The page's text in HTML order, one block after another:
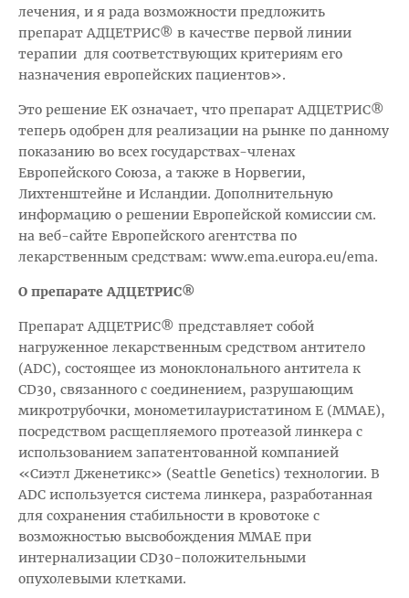
лечения, и я рада возможности предложить
препарат АДЦЕТРИС® в качестве первой линии
терапии для соответствующих критериям его
назначения европейских пациентов».
Это решение ЕК означает, что препарат АДЦЕТРИС®
теперь одобрен для реализации на рынке по данному
показанию во всех государствах-членах
Европейского Союза, а также в Норвегии,
Лихтенштейне и Исландии. Дополнительную
информацию о решении Европейской комиссии см.
на веб-сайте Европейского агентства по
лекарственным средствам: www.ema.europa.eu/ema.
О препарате АДЦЕТРИС®
Препарат АДЦЕТРИС® представляет собой
нагруженное лекарственным средством антитело
(ADC), состоящее из моноклонального антитела к
CD30, связанного с соединением, разрушающим
микротрубочки, монометилауристатином Е (MMAE),
посредством расщепляемого протеазой линкера с
использованием запатентованной компанией
«Сиэтл Дженетикс» (Seattle Genetics) технологии. В
ADC используется система линкера, разработанная
для сохранения стабильности в кровотоке с
возможностью высвобождения MMAE при
интернализации CD30-положительными
опухолевыми клетками.